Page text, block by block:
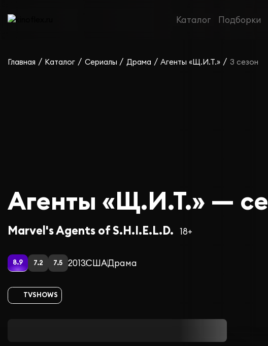
Каталог Подборки
Главная / Каталог / Сериалы / Драма / Агенты «Щ.И.Т.» / 3 сезон
Агенты «Щ.И.Т.» —
Marvel's Agents of S.H.I.E.L.D. 18+
8.9 7.2 7.5 2013СШАДрама
TVSHOWS